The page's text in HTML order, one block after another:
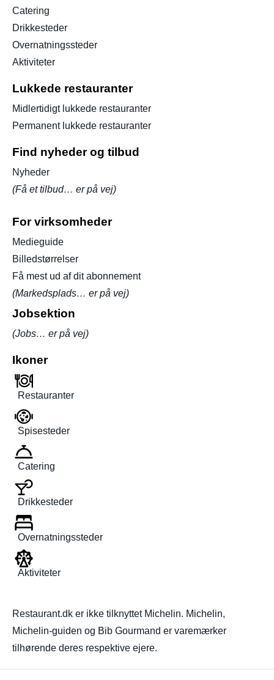
Catering
Drikkesteder
Overnatningssteder
Aktiviteter
Lukkede restauranter
Midlertidigt lukkede restauranter
Permanent lukkede restauranter
Find nyheder og tilbud
Nyheder
(Få et tilbud… er på vej)
For virksomheder
Medieguide
Billedstørrelser
Få mest ud af dit abonnement
(Markedsplads… er på vej)
Jobsektion
(Jobs… er på vej)
Ikoner
Restauranter
Spisesteder
Catering
Drikkesteder
Overnatningssteder
Aktiviteter
Restaurant.dk er ikke tilknyttet Michelin. Michelin,
Michelin-guiden og Bib Gourmand er varemærker
tilhørende deres respektive ejere.